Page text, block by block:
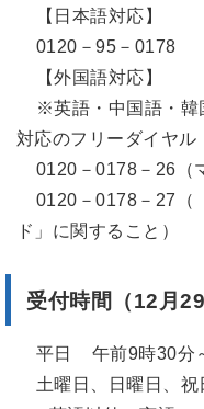
【日本語対応】
0120－95－0178
【外国語対応】
※英語・中国語・韓
対応のフリーダイヤル
0120－0178－26（
0120－0178－27（
ド」に関すること）
受付時間（12月
平日 午前9時30分
土曜日、日曜日、